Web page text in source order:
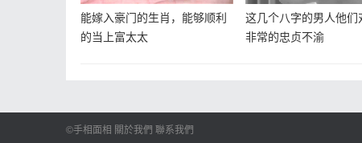
能嫁入豪门的生肖，能够顺利
的当上富太太
这几个八字的男人他们
非常的忠贞不渝
©手相面相 關於我們 聯系我們